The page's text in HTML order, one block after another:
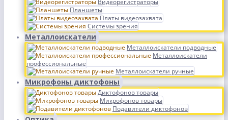
Видеорегистраторы
Планшеты
Платы видеозахвата
Системы зрения
Металлоискатели
Металлоискатели подводные
Металлоискатели
профессиональные
Металлоискатели ручные
Микрофоны диктофоны
Диктофонов товары
Микрофонов товары
Подавители диктофонов